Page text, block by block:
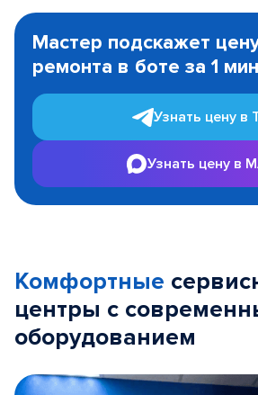
1
Мастер подскажет
ремонта в боте за 1
Узнать цену в
Узнать цену в
Комфортные
центры с
оборудованием